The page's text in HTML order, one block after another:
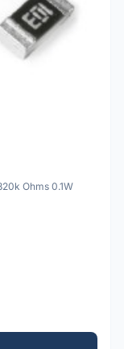
Ohms 0.1W